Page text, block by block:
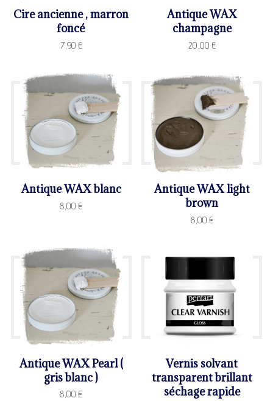
Cire ancienne , marron
foncé
7,90€
Antique WAX
champagne
20,00€
Antique WAX blanc
8,00€
Antique WAX light
brown
8,00€
Antique WAX Pearl (
gris blanc )
8,00€
Vernis solvant
transparent brillant
séchage rapide